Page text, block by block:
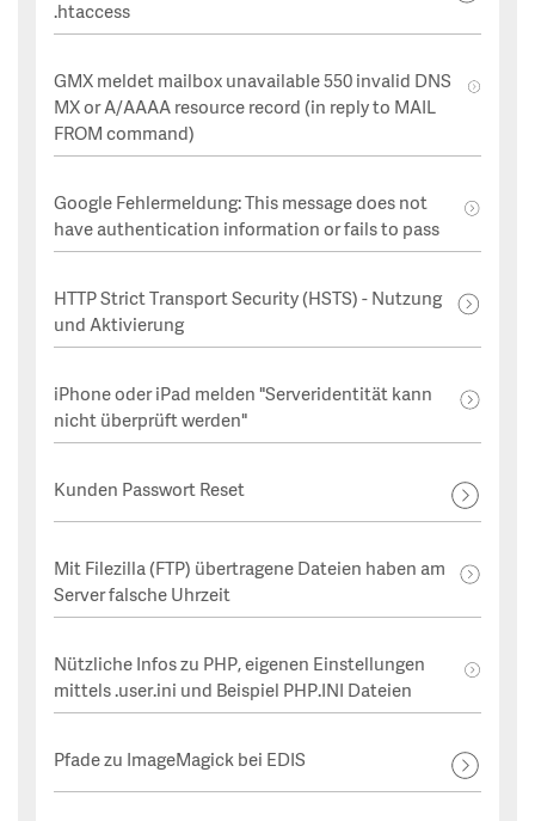
.htaccess
GMX meldet mailbox unavailable 550 invalid DNS
MX or A/AAAA resource record (in reply to MAIL
FROM command)
Google Fehlermeldung: This message does not
have authentication information or fails to pass
HTTP Strict Transport Security (HSTS) - Nutzung
und Aktivierung
iPhone oder iPad melden "Serveridentität kann
nicht überprüft werden"
Kunden Passwort Reset
Mit Filezilla (FTP) übertragene Dateien haben am
Server falsche Uhrzeit
Nützliche Infos zu PHP, eigenen Einstellungen
mittels .user.ini und Beispiel PHP.INI Dateien
Pfade zu ImageMagick bei EDIS